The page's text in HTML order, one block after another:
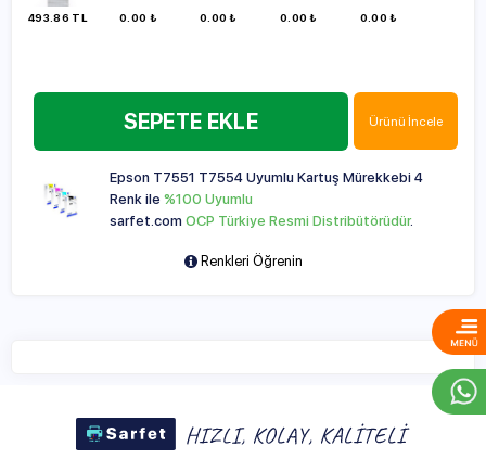
500ml
493.86 TL 0.00 ₺ 0.00 ₺ 0.00 ₺ 0.00 ₺
SEPETE EKLE Ürünü İncele
Epson T7551 T7554 Uyumlu Kartuş Mürekkebi 4
Renk ile %100 Uyumlu
sarfet.com OCP Türkiye Resmi Distribütörüdür.
Renkleri Öğrenin